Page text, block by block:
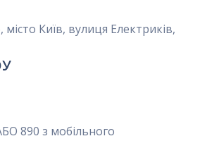
місто Київ, вулиця Електриків,
890 з мобільного